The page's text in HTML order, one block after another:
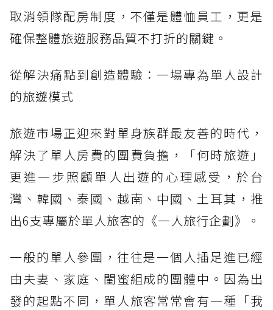
取消領隊配房制度，不僅是體恤員工，更是
確保整體旅遊服務品質不打折的關鍵。
從解決痛點到創造體驗：一場專為單人設計
的旅遊模式
旅遊市場正迎來對單身族群最友善的時代，
解決了單人房費的團費負擔，「何時旅遊」
更進一步照顧單人出遊的心理感受，於台
灣、韓國、泰國、越南、中國、土耳其，推
出6支專屬於單人旅客的《一人旅行企劃》。
一般的單人參團，往往是一個人插足進已經
由夫妻、家庭、閨蜜組成的團體中。因為出
發的起點不同，單人旅客常常會有一種「我